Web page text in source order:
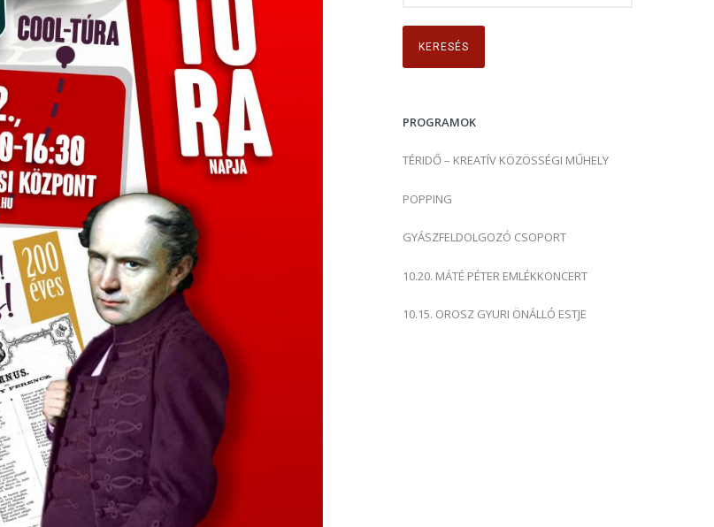
r
s
:PROGRAMOK
TÉRIDŐ – KREATÍV KÖZÖSSÉGI MŰHELY
POPPING
GYÁSZFELDOLGOZÓ CSOPORT
10.20. MÁTÉ PÉTER EMLÉKKONCERT
10.15. OROSZ GYURI ÖNÁLLÓ ESTJE